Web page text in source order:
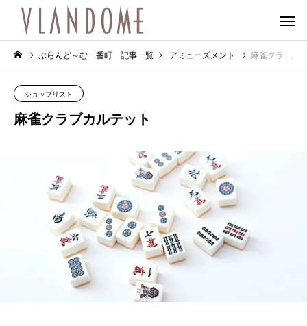
ぶらんど～む一番町 記事一覧 アミューズメント 麻雀クラブカルテット
ショップリスト
麻雀クラブカルテット